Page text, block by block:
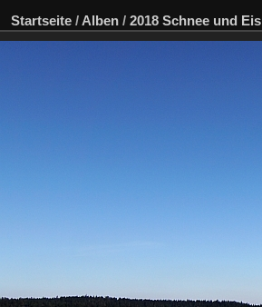
Startseite / Alben / 2018 Schnee und Eis